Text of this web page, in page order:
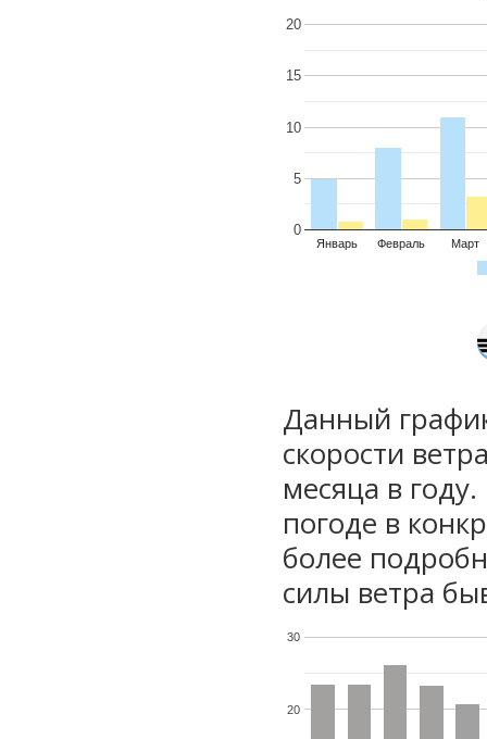
Январь Февраль Март
0
5
10
15
20
Данный
скорости
месяца в
погоде в
более
силы ветра
20
30